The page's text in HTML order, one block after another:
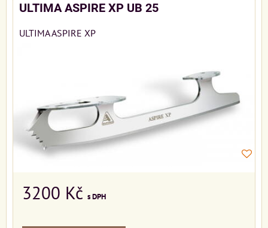
ULTIMA ASPIRE XP UB 25
ULTIMA ASPIRE XP
3200 Kč s DPH